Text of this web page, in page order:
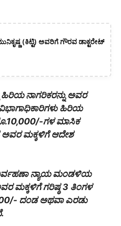
(ಕಿಟ್ಟಿ) ಅವರಿಗೆ ಗೌರವ ಡಾಕ್ಟರೇಟ್
ಹಿರಿಯ ನಾಗರಿಕರನ್ನು ಅವರ
ಹಿರಿಯ
ಗಳ ಮಾಸಿಕ
ಅವರ ಮಕ್ಕಳಿಗೆ ಆದೇಶ
ನ್ಯಾಯ ಮಂಡಳಿಯ
ಮಕ್ಕಳಿಗೆ ಗರಿಷ್ಠ 3 ತಿಂಗಳ
ದಂಡ ಅಥವಾ ಎರಡು